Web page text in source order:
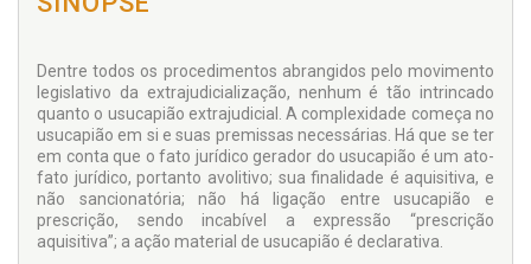
Dentre todos os procedimentos abrangidos pelo movimento
legislativo da extrajudicialização, nenhum é tão intrincado
quanto o usucapião extrajudicial. A complexidade começa no
usucapião em si e suas premissas necessárias. Há que se ter
em conta que o fato jurídico gerador do usucapião é um ato-
fato jurídico, portanto avolitivo; sua finalidade é aquisitiva, e
não sancionatória; não há ligação entre usucapião e
prescrição, sendo incabível a expressão “prescrição
aquisitiva”; a ação material de usucapião é declarativa.